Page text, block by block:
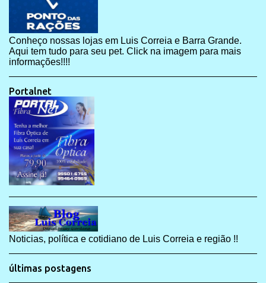
Conheço nossas lojas em Luis Correia e Barra Grande.
Aqui tem tudo para seu pet. Click na imagem para mais
informações!!!!
Portalnet
Noticias, política e cotidiano de Luis Correia e região !!
últimas postagens